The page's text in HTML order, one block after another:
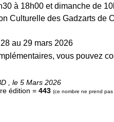
à 18h00 et dimanche de
Culturelle des Gadzarts de
au 29 mars 2026
vous pouvez
, le 5 Mars 2026
édition = 443 (ce nombre ne prend